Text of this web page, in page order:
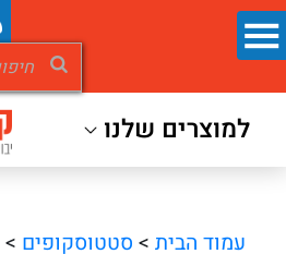
למוצרים שלנו
עמוד הבית > סטטוסקופים >